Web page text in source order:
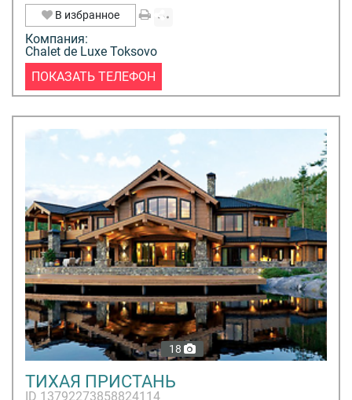
В избранное
Компания:
Chalet de Luxe Toksovo
ПОКАЗАТЬ ТЕЛЕФОН
18
ТИХАЯ ПРИСТАНЬ
ID 13792273858824114